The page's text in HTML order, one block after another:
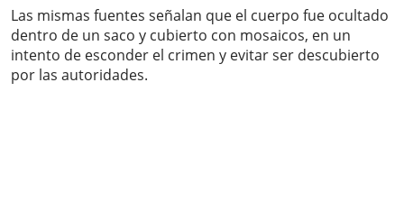
Las mismas fuentes señalan que el cuerpo fue ocultado
dentro de un saco y cubierto con mosaicos, en un
intento de esconder el crimen y evitar ser descubierto
por las autoridades.